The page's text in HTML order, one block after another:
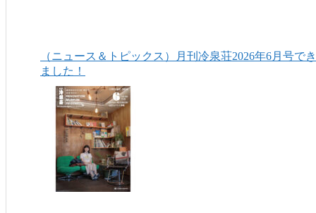
（ニュース＆トピックス）月刊冷泉荘2026年6月号でき
ました！